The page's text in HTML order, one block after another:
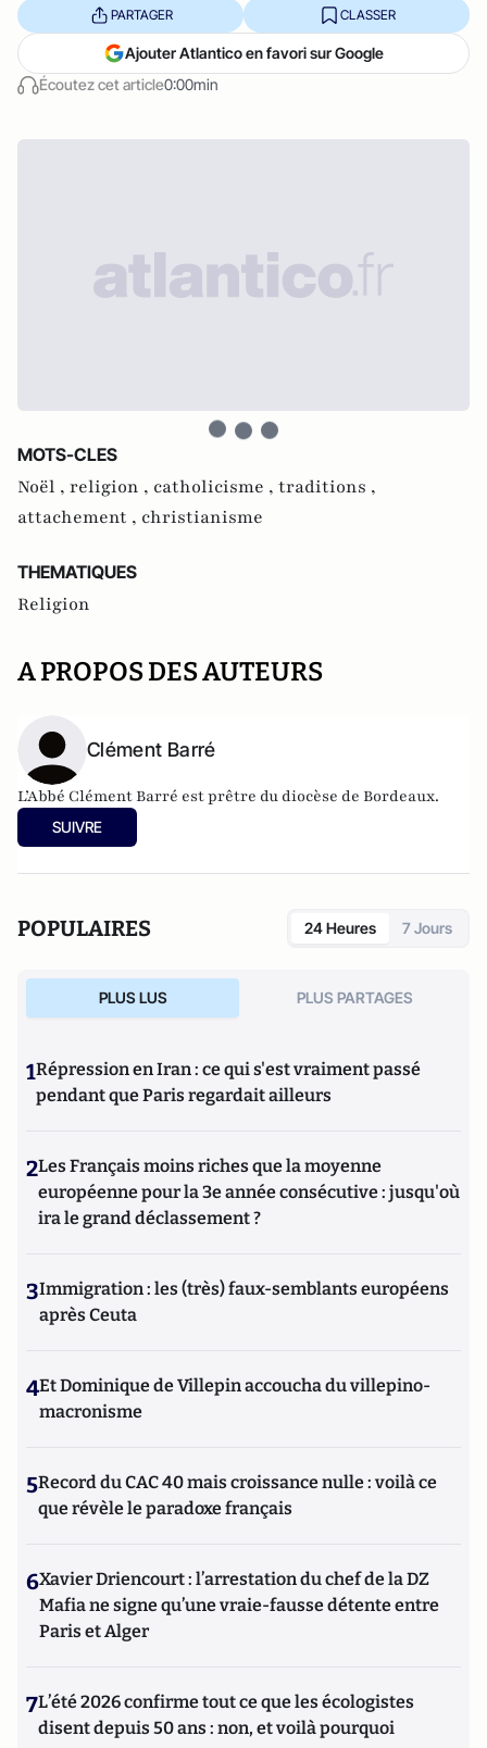
Écoutez cet article0:00min
PARTAGER CLASSER
Ajouter Atlantico en favori sur Google
MOTS-CLES
Noël , religion , catholicisme , traditions ,
attachement , christianisme
THEMATIQUES
Religion
A PROPOS DES AUTEURS
Clément Barré
L’Abbé Clément Barré est prêtre du diocèse de Bordeaux.
SUIVRE
POPULAIRES 24 Heures 7 Jours
PLUS LUS PLUS PARTAGES
1Répression en Iran : ce qui s'est vraiment passé
pendant que Paris regardait ailleurs
2Les Français moins riches que la moyenne
européenne pour la 3e année consécutive : jusqu'où
ira le grand déclassement ?
3Immigration : les (très) faux-semblants européens
après Ceuta
4Et Dominique de Villepin accoucha du villepino-
macronisme
5Record du CAC 40 mais croissance nulle : voilà ce
que révèle le paradoxe français
6Xavier Driencourt : l’arrestation du chef de la DZ
Mafia ne signe qu’une vraie-fausse détente entre
Paris et Alger
7L’été 2026 confirme tout ce que les écologistes
disent depuis 50 ans : non, et voilà pourquoi